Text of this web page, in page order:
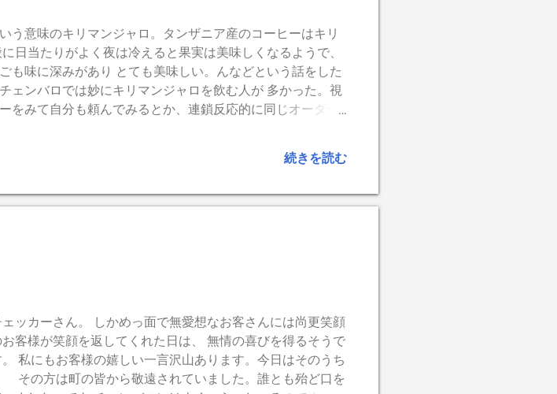
う意味のキリマンジャロ。タンザニア産のコーヒーはキリ
日当たりがよく夜は冷えると果実は美味しくなるようで、
も味に深みがあり とても美味しい。んなどという話をした
ェンバロでは妙にキリマンジャロを飲む人が 多かった。視
をみて自分も頼んでみるとか、連鎖反応的に同じオーダー
あられが庭で飛び跳ねているではないか。 今日のチェンバ
続きを読む
ッカーさん。 しかめっ面で無愛想なお客さんには尚更笑顔
客様が笑顔を返してくれた日は、 無情の喜びを得るそうで
私にもお客様の嬉しい一言沢山あります。今日はそのうち
その方は町の皆から敬遠されていました。誰とも殆ど口を